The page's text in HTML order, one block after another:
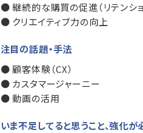
● 継続的な購買の促進（リテンシ
● クリエイティブ力の向上
注目の話題・手法
● 顧客体験（CX）
● カスタマージャーニー
● 動画の活用
いま不足してると思うこと、強化が